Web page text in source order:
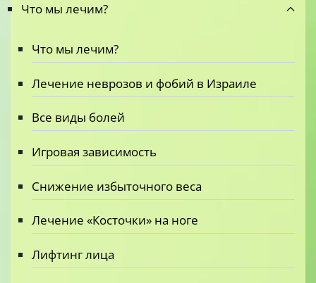
Что мы лечим?
Что мы лечим?
Лечение неврозов и фобий в Израиле
Все виды болей
Игровая зависимость
Снижение избыточного веса
Лечение «Косточки» на ноге
Лифтинг лица